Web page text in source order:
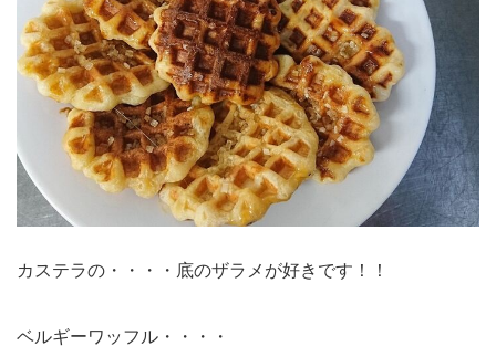
カステラの・・・・底のザラメが好きです！！
ベルギーワッフル・・・・